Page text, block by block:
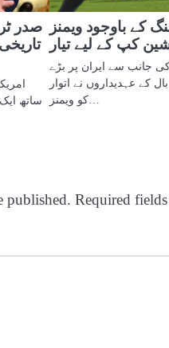
صدر
ساتھ
کے باوجود ویمنز
کپ کے لیے تیار
جانب سے ایران پر بڑے
کے عہدیداروں نے اتوار
published. Required